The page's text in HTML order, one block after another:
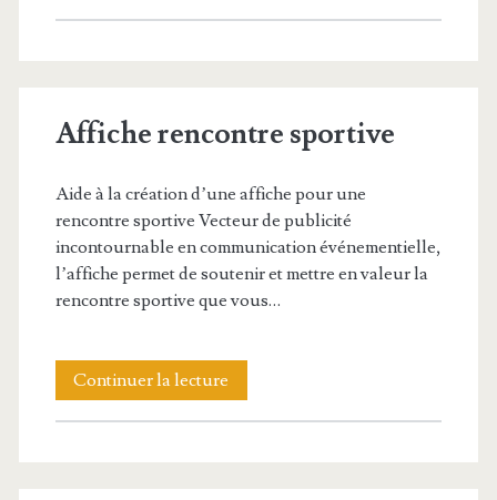
tournoi
Affiche rencontre sportive
Aide à la création d’une affiche pour une
rencontre sportive Vecteur de publicité
incontournable en communication événementielle,
l’affiche permet de soutenir et mettre en valeur la
rencontre sportive que vous…
Continuer la lecture
rencontre